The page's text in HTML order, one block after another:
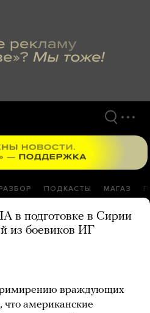
ПОДКАСТЫ МАГАЗ
в подготовке в Сирии
из боевиков ИГ
враждующих
что американские